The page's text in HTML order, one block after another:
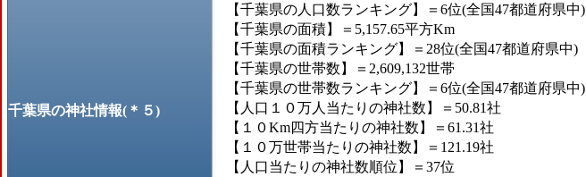
千葉県の神社情報(＊５)
【千葉県の人口数ランキング】＝6位(全国47都道府県中)
【千葉県の面積】＝5,157.65平方Km
【千葉県の面積ランキング】＝28位(全国47都道府県中)
【千葉県の世帯数】＝2,609,132世帯
【千葉県の世帯数ランキング】＝6位(全国47都道府県中)
【人口１０万人当たりの神社数】＝50.81社
【１０Km四方当たりの神社数】＝61.31社
【１０万世帯当たりの神社数】＝121.19社
【人口当たりの神社数順位】＝37位